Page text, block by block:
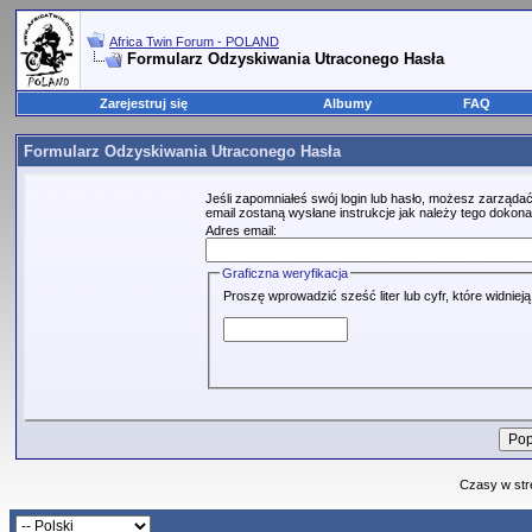
Africa Twin Forum - POLAND
Formularz Odzyskiwania Utraconego Hasła
Zarejestruj się Albumy FAQ
Formularz Odzyskiwania Utraconego Hasła
Jeśli zapomniałeś swój login lub hasło, możesz
email zostaną wysłane instrukcje jak należy tego
Adres email:
Graficzna weryfikacja
Proszę wprowadzić sześć liter lub cyfr, które
Czasy w